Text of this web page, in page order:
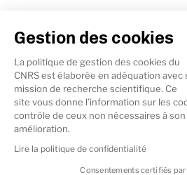
Gestion des cookies
La politique de gestion des cookies du
CNRS est élaborée en adéquation avec
mission de recherche scientifique. Ce
site vous donne l’information sur les
contrôle de ceux non nécessaires à
amélioration.
Lire la politique de confidentialité
Consentements certifiés par